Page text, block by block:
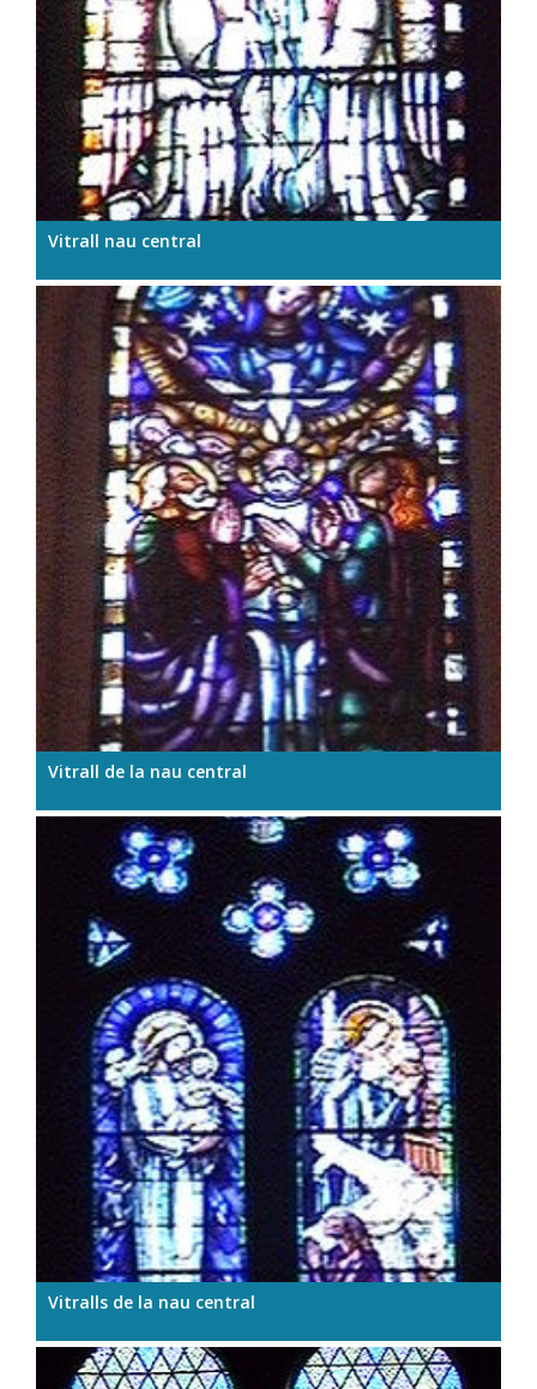
Vitrall nau central
Vitrall de la nau central
Vitralls de la nau central